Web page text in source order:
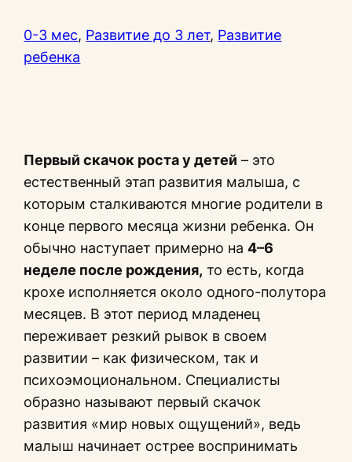
0-3 мес, Развитие до 3 лет, Развитие
ребенка
Первый скачок роста у детей – это
естественный этап развития малыша, с
которым сталкиваются многие родители в
конце первого месяца жизни ребенка. Он
обычно наступает примерно на4–6
неделе после рождения, то есть, когда
крохе исполняется около одного-полутора
месяцев. В этот период младенец
переживает резкий рывок в своем
развитии – как физическом, так и
психоэмоциональном. Специалисты
образно называют первый скачок
развития «мир новых ощущений», ведь
малыш начинает острее воспринимать